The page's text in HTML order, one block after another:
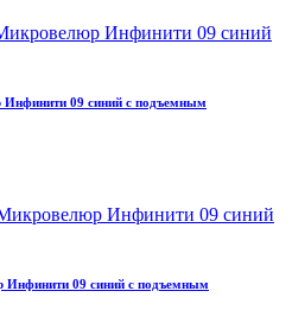
09 синий с подъемным
Инфинити 09 синий с подъемным